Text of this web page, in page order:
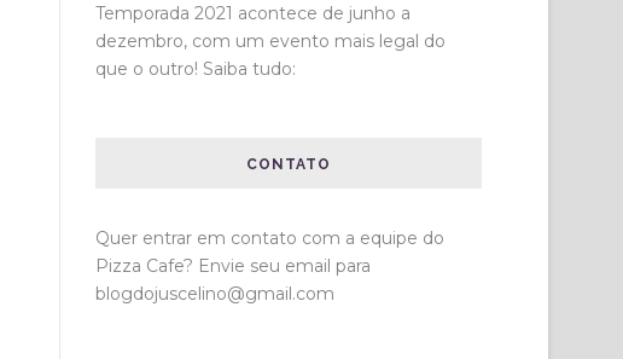
Temporada 2021 acontece de junho a
dezembro, com um evento mais legal do
que o outro! Saiba tudo:
CONTATO
Quer entrar em contato com a equipe do
Pizza Cafe? Envie seu email para
blogdojuscelino@gmail.com